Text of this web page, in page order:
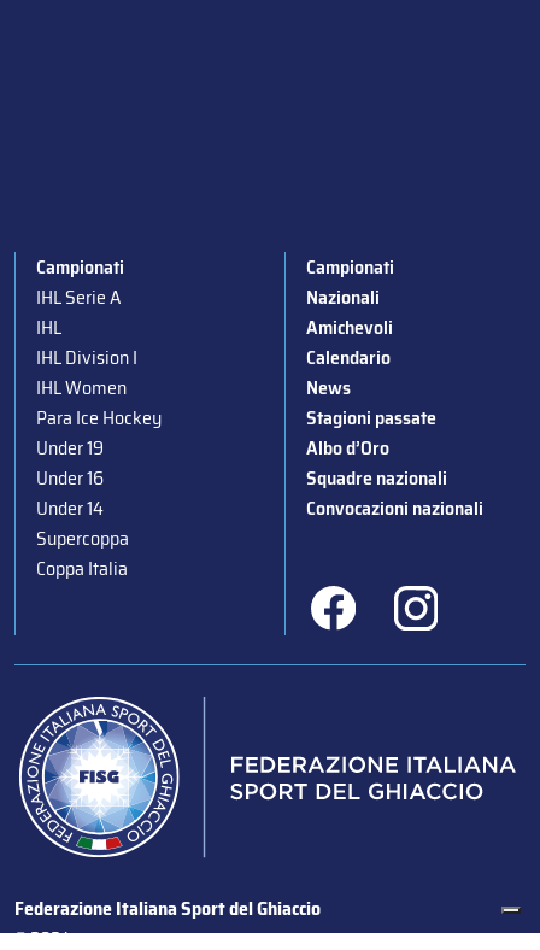
Campionati
IHL Serie A
IHL
IHL Division I
IHL Women
Para Ice Hockey
Under 19
Under 16
Under 14
Supercoppa
Coppa Italia
Campionati
Nazionali
Amichevoli
Calendario
News
Stagioni passate
Albo d’Oro
Squadre nazionali
Convocazioni nazionali
Federazione Italiana Sport del Ghiaccio
© 2024